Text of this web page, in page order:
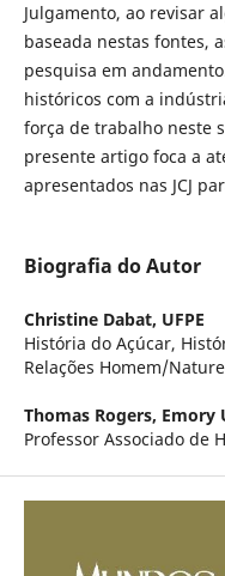
Julgamento, ao revisar
baseada nestas fontes,
pesquisa em
históricos com a
força de trabalho neste
presente artigo foca a
apresentados nas JCJ
Biografia do Autor
Christine Dabat, UFPE
História do Açúcar,
Relações Homem/
Thomas Rogers, Emory
Professor Associado de